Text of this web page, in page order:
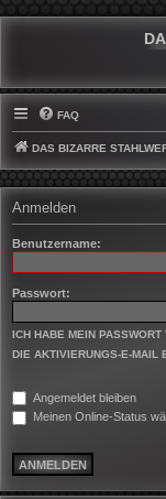
FAQ
DAS BIZARRE
Anmelden
Benutzername:
Passwort:
ICH HABE MEIN PASSWORT
DIE AKTIVIERUNGS-E-MAIL
Angemeldet bleiben
Meinen Online-Status